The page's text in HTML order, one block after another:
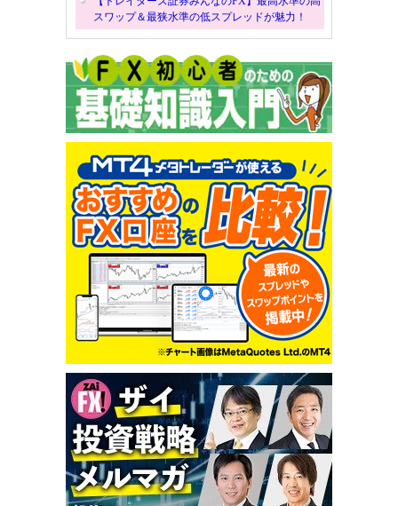
スワップ＆最狭水準の低スプレッドが魅力！